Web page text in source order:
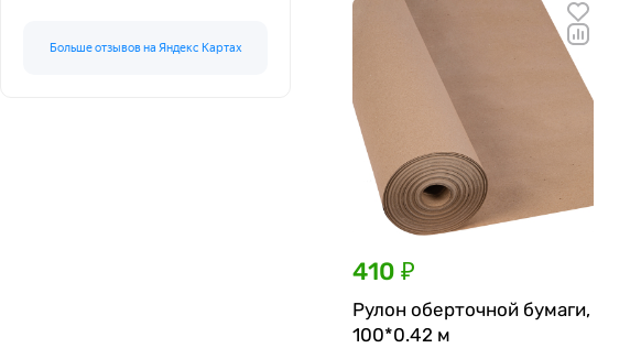
410 ₽
Рулон оберточной бумаги,
100*0.42 м
Больше отзывов на Яндекс Картах